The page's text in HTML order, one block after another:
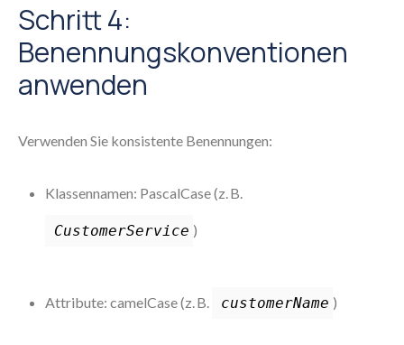
Schritt 4:
Benennungskonventionen
anwenden
Verwenden Sie konsistente Benennungen:
Klassennamen: PascalCase (z. B.
CustomerService )
Attribute: camelCase (z. B. customerName )